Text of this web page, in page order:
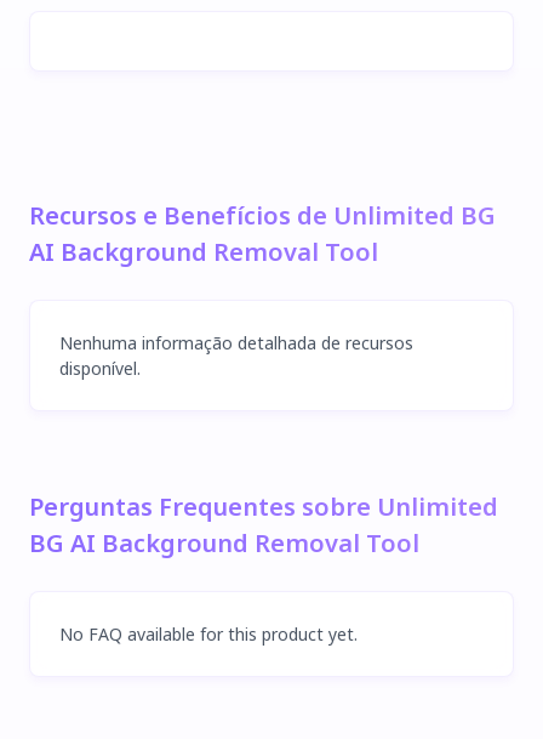
Recursos e Benefícios de Unlimited BG
AI Background Removal Tool
Nenhuma informação detalhada de recursos
disponível.
Perguntas Frequentes sobre Unlimited
BG AI Background Removal Tool
No FAQ available for this product yet.